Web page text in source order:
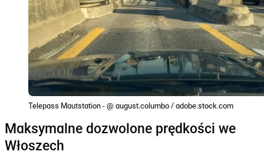
Telepass Mautstation - @ august.columbo / adobe.stock.com
Maksymalne dozwolone prędkości we
Włoszech